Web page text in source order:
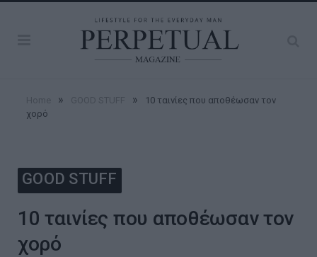
» »
10 ταινίες που αποθέωσαν τον
χορό
GOOD STUFF
10 ταινίες που αποθέωσαν τον
χορό